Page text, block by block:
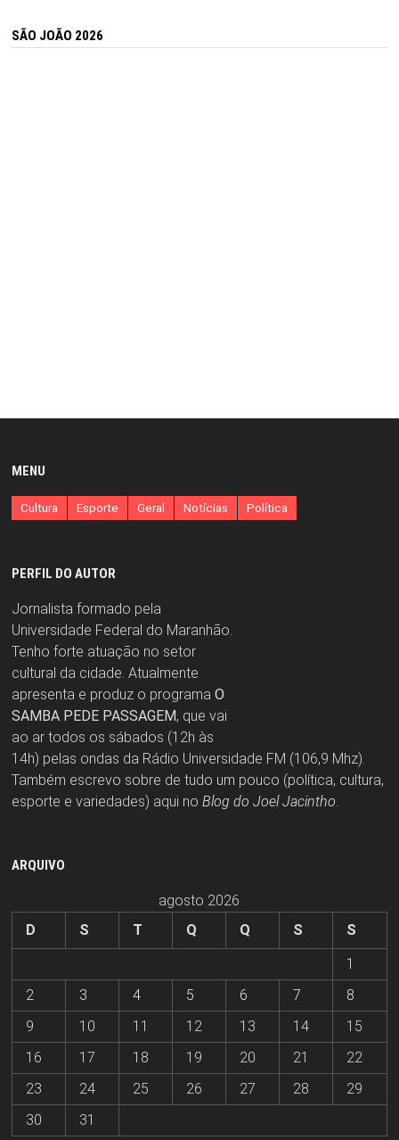
SÃO JOÃO 2026
MENU
Cultura Esporte Geral Notícias Política
PERFIL DO AUTOR
Jornalista formado pela
Universidade Federal do Maranhão.
Tenho forte atuação no setor
cultural da cidade. Atualmente
apresenta e produz o programa O
SAMBA PEDE PASSAGEM, que vai
ao ar todos os sábados (12h às
14h) pelas ondas da Rádio Universidade FM (106,9 Mhz).
Também escrevo sobre de tudo um pouco (política, cultura,
esporte e variedades) aqui no Blog do Joel Jacintho.
ARQUIVO
agosto 2026
D
S T Q Q S
S
1
2
3 4 5 6 7
8
9
10 11 12 13 14
15
16
17 18 19 20 21
22
23
24 25 26 27 28
29
30
31